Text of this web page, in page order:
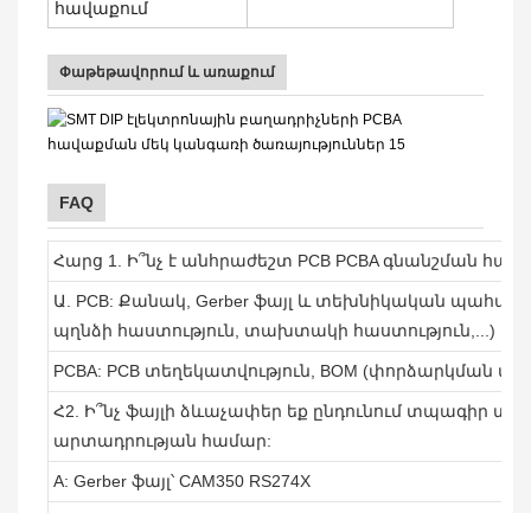
հավաքում
Փաթեթավորում և առաքում
FAQ
Հարց 1. Ի՞նչ է անհրաժեշտ PCB PCBA գնանշման
Ա. PCB: Քանակ, Gerber ֆայլ և տեխնիկական
պղնձի հաստություն, տախտակի հաստություն,...)
PCBA: PCB տեղեկատվություն, BOM (փորձարկման
Հ2. Ի՞նչ ֆայլի ձևաչափեր եք ընդունում տպագիր
արտադրության համար:
A: Gerber ֆայլ՝ CAM350 RS274X